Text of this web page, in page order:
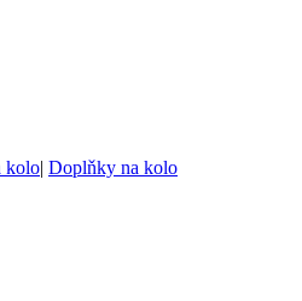
kolo| Doplňky na kolo